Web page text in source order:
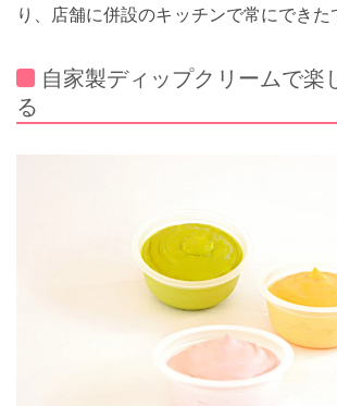
り、店舗に併設のキッチンで常にできた
自家製ディップクリームで楽
る